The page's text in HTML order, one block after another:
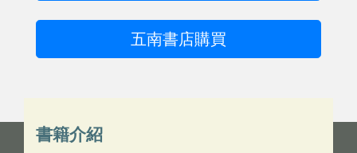
五南書店購買
書籍介紹